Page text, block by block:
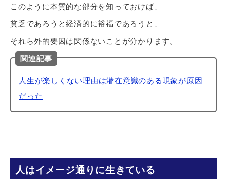
このように本質的な部分を知っておけば、
貧乏であろうと経済的に裕福であろうと、
それら外的要因は関係ないことが分かります。
関連記事
人生が楽しくない理由は潜在意識のある現象が原因
だった
人はイメージ通りに生きている